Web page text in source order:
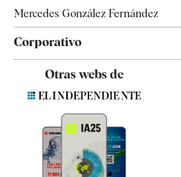
Mercedes González Fernández
Corporativo
Contacto
Quiénes somos
Especificaciones
Otras webs de